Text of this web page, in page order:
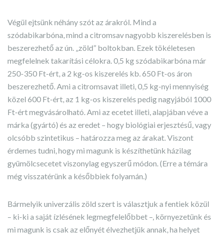
Végül ejtsünk néhány szót az árakról. Mind a
szódabikarbóna, mind a citromsav nagyobb kiszerelésben is
beszerezhető az ún. „zöld” boltokban. Ezek tökéletesen
megfelelnek takarítási célokra. 0,5 kg szódabikarbóna már
250-350 Ft-ért, a 2 kg-os kiszerelés kb. 650 Ft-os áron
beszerezhető. Ami a citromsavat illeti, 0,5 kg-nyi mennyiség
közel 600 Ft-ért, az 1 kg-os kiszerelés pedig nagyjából 1000
Ft-ért megvásárolható. Ami az ecetet illeti, alapjában véve a
márka (gyártó) és az eredet – hogy biológiai erjesztésű, vagy
olcsóbb szintetikus – határozza meg az árakat. Viszont
érdemes tudni, hogy mi magunk is készíthetünk házilag
gyümölcsecetet viszonylag egyszerű módon. (Erre a témára
még visszatérünk a későbbiek folyamán.)
Bármelyik univerzális zöld szert is választjuk a fentiek közül
– ki-ki a saját ízlésének legmegfelelőbbet –, környezetünk és
mi magunk is csak az előnyét élvezhetjük annak, ha helyet